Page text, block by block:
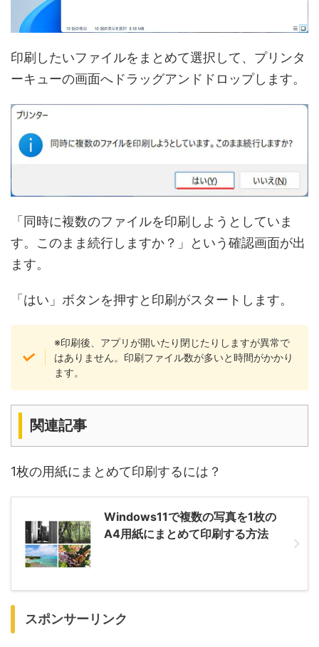
印刷したいファイルをまとめて選択して、プリンタ
ーキューの画面へドラッグアンドドロップします。
「同時に複数のファイルを印刷しようとしていま
す。このまま続行しますか？」という確認画面が出
ます。
「はい」ボタンを押すと印刷がスタートします。
※印刷後、アプリが開いたり閉じたりしますが異常で
はありません。印刷ファイル数が多いと時間がかかり
ます。
関連記事
1枚の用紙にまとめて印刷するには？
Windows11で複数の写真を1枚の
A4用紙にまとめて印刷する方法
スポンサーリンク